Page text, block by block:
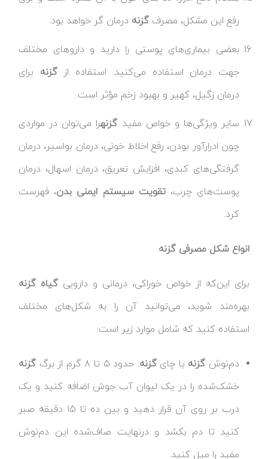
رفع این مشکل، مصرف گزنه درمان گر خواهد بود.
بعضی بیماری‌های پوستی را دارید و داروهای مختلف
جهت درمان استفاده می‌کنید. استفاده ازگزنه برای
درمان زگیل، کهیر و بهبود زخم مؤثر است.
سایر ویژگی‌ها و خواص مفید گزنهرا می‌توان در مواردی
چون ادرارآور بودن، رفع اخلاط خونی، درمان بواسیر، درمان
گرفتگی‌های کبدی، افزایش تعریق، درمان اسهال، درمان
پوست‌های چرب،تقویت سیستم ایمنی بدن، فهرست
کرد.
انواع شکل مصرفی گزنه
برای این‌که از خواص خوراکی، درمانی و دارویی گیاه گزنه
بهره‌مند شوید، می‌توانید آن را به شکل‌های مختلف
استفاده کنید که شامل موارد زیر است:
دم‌نوش گزنه یا چایگزنه: حدود ۵ تا ۸ گرم از برگ
گزنه
خشک‌شده را در یک لیوان آب جوش اضافه کنید و یک
درب بر روی آن قرار دهید و بین ده تا ۱۵ دقیقه صبر
کنید تا دم بکشد و درنهایت صاف‌شده این دم‌نوش
مفید را میل کنید.